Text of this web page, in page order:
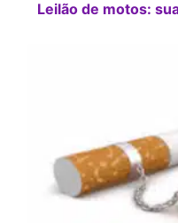
Leilão de motos: